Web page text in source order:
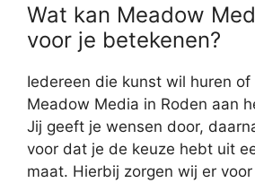
Wat kan Meadow
voor je betekenen?
Iedereen die kunst wil huren of
Meadow Media in Roden aan
Jij geeft je wensen door,
voor dat je de keuze hebt uit
maat. Hierbij zorgen wij er